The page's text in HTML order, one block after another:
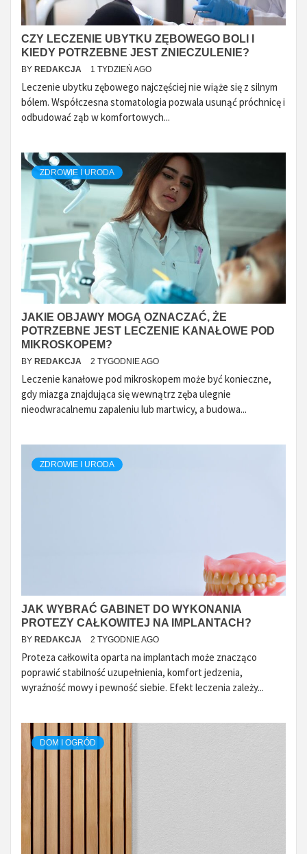
CZY LECZENIE UBYTKU ZĘBOWEGO BOLI I
KIEDY POTRZEBNE JEST ZNIECZULENIE?
BY REDAKCJA 1 TYDZIEŃ AGO
Leczenie ubytku zębowego najczęściej nie wiąże się z silnym
bólem. Współczesna stomatologia pozwala usunąć próchnicę i
odbudować ząb w komfortowych...
ZDROWIE I URODA
JAKIE OBJAWY MOGĄ OZNACZAĆ, ŻE
POTRZEBNE JEST LECZENIE KANAŁOWE POD
MIKROSKOPEM?
BY REDAKCJA 2 TYGODNIE AGO
Leczenie kanałowe pod mikroskopem może być konieczne,
gdy miazga znajdująca się wewnątrz zęba ulegnie
nieodwracalnemu zapaleniu lub martwicy, a budowa...
ZDROWIE I URODA
JAK WYBRAĆ GABINET DO WYKONANIA
PROTEZY CAŁKOWITEJ NA IMPLANTACH?
BY REDAKCJA 2 TYGODNIE AGO
Proteza całkowita oparta na implantach może znacząco
poprawić stabilność uzupełnienia, komfort jedzenia,
wyraźność mowy i pewność siebie. Efekt leczenia zależy...
DOM I OGRÓD